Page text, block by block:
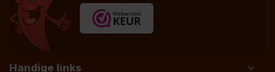
Handige links